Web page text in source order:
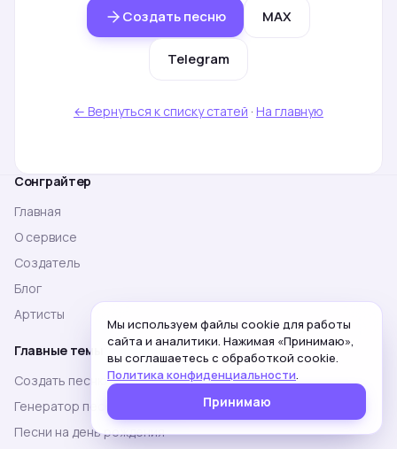
Создать песню MAX
Telegram
← Вернуться к списку статей · На главную
Сонграйтер
Главная
О сервисе
Создатель
Блог
Артисты
Главные темы
Создать песню нейросетью
Генератор песен онлайн
Песни на день рождения
Мы используем файлы cookie для работы
сайта и аналитики. Нажимая «Принимаю»,
вы соглашаетесь с обработкой cookie.
Политика конфиденциальности.
Принимаю